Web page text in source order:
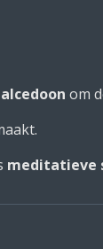
om
meditatieve